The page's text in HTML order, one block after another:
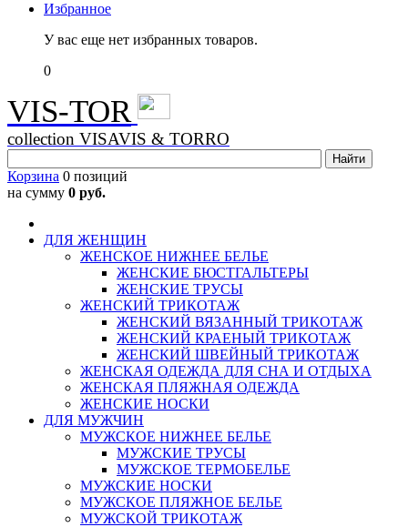
Избранное
У вас еще нет избранных товаров.
0
VIS-TOR
collection VISAVIS & TORRO
Корзина 0 позиций
на сумму 0 руб.
ДЛЯ ЖЕНЩИН
ЖЕНСКОЕ НИЖНЕЕ БЕЛЬЕ
ЖЕНСКИЕ БЮСТГАЛЬТЕРЫ
ЖЕНСКИЕ ТРУСЫ
ЖЕНСКИЙ ТРИКОТАЖ
ЖЕНСКИЙ ВЯЗАННЫЙ ТРИКОТАЖ
ЖЕНСКИЙ КРАЕНЫЙ ТРИКОТАЖ
ЖЕНСКИЙ ШВЕЙНЫЙ ТРИКОТАЖ
ЖЕНСКАЯ ОДЕЖДА ДЛЯ СНА И ОТДЫХА
ЖЕНСКАЯ ПЛЯЖНАЯ ОДЕЖДА
ЖЕНСКИЕ НОСКИ
ДЛЯ МУЖЧИН
МУЖСКОЕ НИЖНЕЕ БЕЛЬЕ
МУЖСКИЕ ТРУСЫ
МУЖСКОЕ ТЕРМОБЕЛЬЕ
МУЖСКИЕ НОСКИ
МУЖСКОЕ ПЛЯЖНОЕ БЕЛЬЕ
МУЖСКОЙ ТРИКОТАЖ